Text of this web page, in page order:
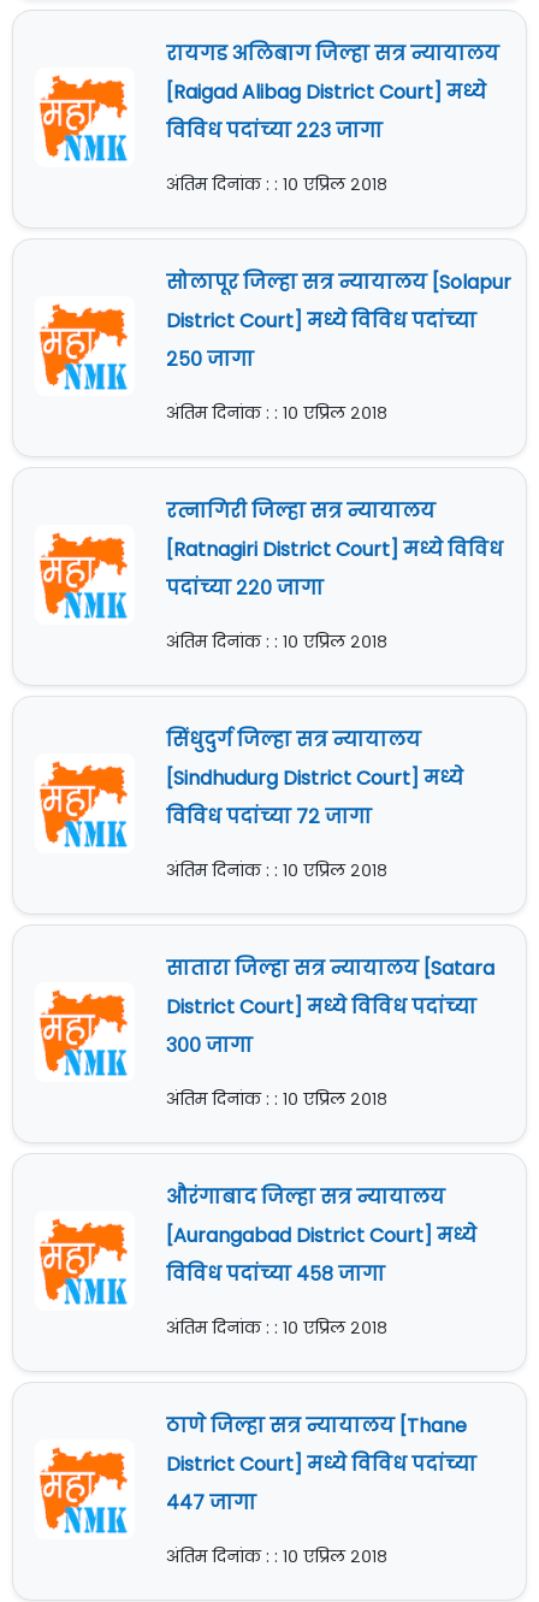
रायगड अलिबाग जिल्हा सत्र न्यायालय
[Raigad Alibag District Court] मध्ये
विविध पदांच्या २२३ जागा
अंतिम दिनांक : : १० एप्रिल २०१८
सोलापूर जिल्हा सत्र न्यायालय [Solapur
District Court] मध्ये विविध पदांच्या
२५० जागा
अंतिम दिनांक : : १० एप्रिल २०१८
रत्नागिरी जिल्हा सत्र न्यायालय
[Ratnagiri District Court] मध्ये विविध
पदांच्या २२० जागा
अंतिम दिनांक : : १० एप्रिल २०१८
सिंधुदुर्ग जिल्हा सत्र न्यायालय
[Sindhudurg District Court] मध्ये
विविध पदांच्या ७२ जागा
अंतिम दिनांक : : १० एप्रिल २०१८
सातारा जिल्हा सत्र न्यायालय [Satara
District Court] मध्ये विविध पदांच्या
३०० जागा
अंतिम दिनांक : : १० एप्रिल २०१८
औरंगाबाद जिल्हा सत्र न्यायालय
[Aurangabad District Court] मध्ये
विविध पदांच्या ४५८ जागा
अंतिम दिनांक : : १० एप्रिल २०१८
ठाणे जिल्हा सत्र न्यायालय [Thane
District Court] मध्ये विविध पदांच्या
४४७ जागा
अंतिम दिनांक : : १० एप्रिल २०१८